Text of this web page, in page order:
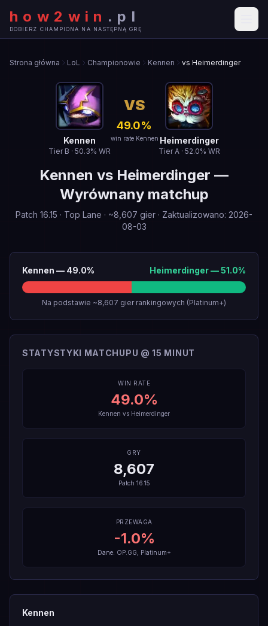
how2win . pl
DOBIERZ CHAMPIONA NA NASTĘPNĄ GRĘ
Strona główna LoL Championowie Kennen vs Heimerdinger
Kennen
Tier B · 50.3% WR
VS
49.0%
win rate Kennen Heimerdinger
TierA· 52.0% WR
Kennen vs Heimerdinger —
Wyrównany matchup
Patch 16.15 · Top Lane · ~8,607 gier · Zaktualizowano: 2026-
08-03
Kennen — 49.0% Heimerdinger—51.0%
Na podstawie ~8,607 gier rankingowych (Platinum+)
STATYSTYKI MATCHUPU @ 15 MINUT
WIN RATE
49.0%
Kennen vs Heimerdinger
GRY
8,607
Patch 16.15
PRZEWAGA
-1.0%
Dane: OP.GG, Platinum+
Kennen